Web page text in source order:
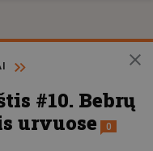
#10. Bebrų
urvuose
0